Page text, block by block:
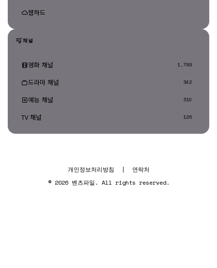
웹하드
채널
영화 채널 1,789
드라마 채널 342
예능 채널 310
TV 채널 126
개인정보처리방침 |
연락처
© 2026 벤츠파일. All rights reserved.